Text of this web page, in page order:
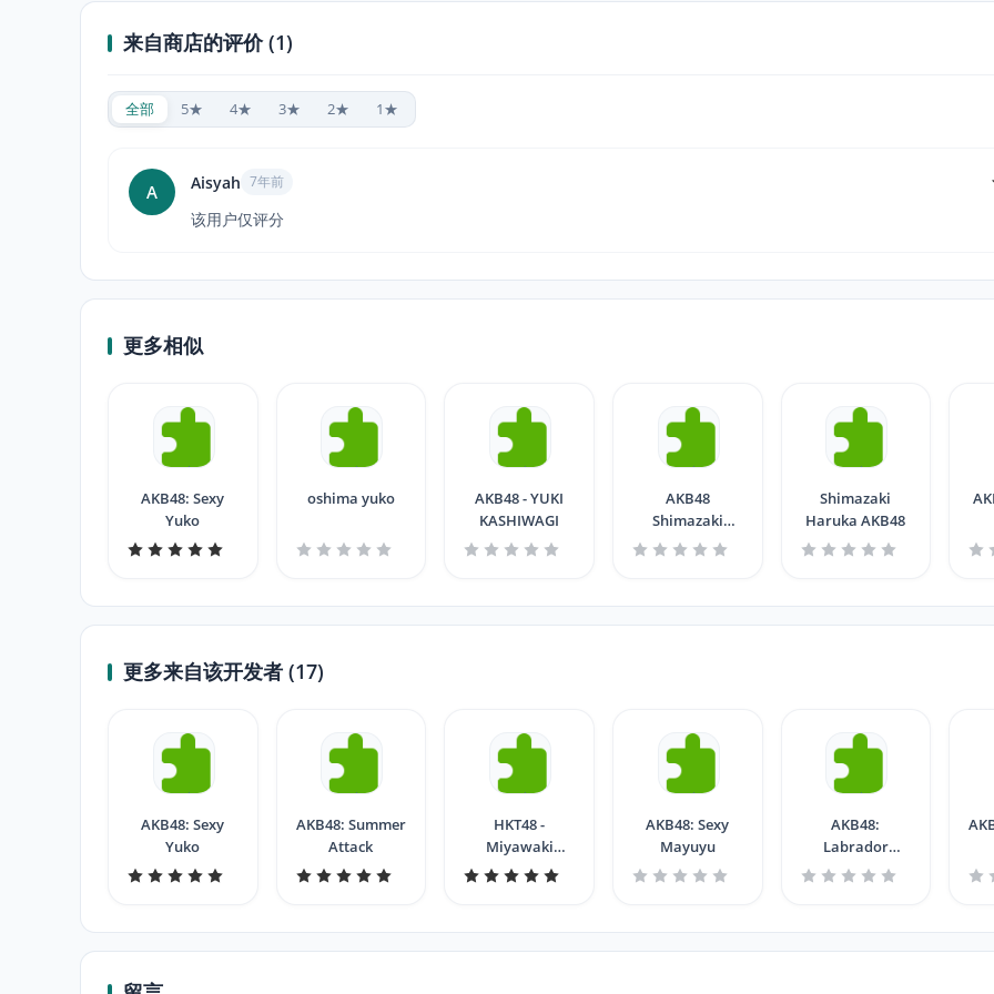
来自商店的评价 (1)
全部 5★ 4★ 3★ 2★ 1★
A Aisyah 7年前
该用户仅评分
更多相似
AKB48: Sexy
Yuko
oshima yuko
AKB48 - YUKI
KASHIWAGI
AKB48
Shimazaki
Haruka 1
Shimazaki
Haruka AKB48
更多来自该开发者 (17)
AKB48: Sexy
Yuko
AKB48: Summer
Attack
HKT48 -
Miyawaki
Sakura: "Sakura
AKB48: Sexy
Mayuyu
AKB48:
Labrador
Retriever